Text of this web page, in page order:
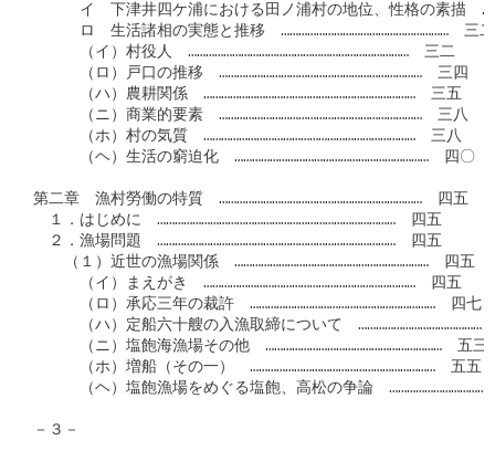
イ　下津井四ケ浦における田ノ浦村の地位、性格の素描　
ロ　生活諸相の実態と推移　…………………………………………………　三二
（イ）村役人　…………………………………………………………………　三二
（ロ）戸口の推移　……………………………………………………………　三四
（ハ）農耕関係　………………………………………………………………　三五
（ニ）商業的要素　……………………………………………………………　三八
（ホ）村の気質　………………………………………………………………　三八
（ヘ）生活の窮迫化　…………………………………………………………　四〇
第二章　漁村勞働の特質　……………………………………………………………　四五
１．はじめに　………………………………………………………………………　四五
２．漁場問題　………………………………………………………………………　四五
（１）近世の漁場関係　…………………………………………………………　四五
（イ）まえがき　………………………………………………………………　四五
（ロ）承応三年の裁許　………………………………………………………　四七
（ハ）定船六十艘の入漁取締について　……………………………………
（ニ）塩飽海漁場その他　……………………………………………………　五三
（ホ）増船（その一）　………………………………………………………　五五
（ヘ）塩飽漁場をめぐる塩飽、高松の争論　………………………………
－３－